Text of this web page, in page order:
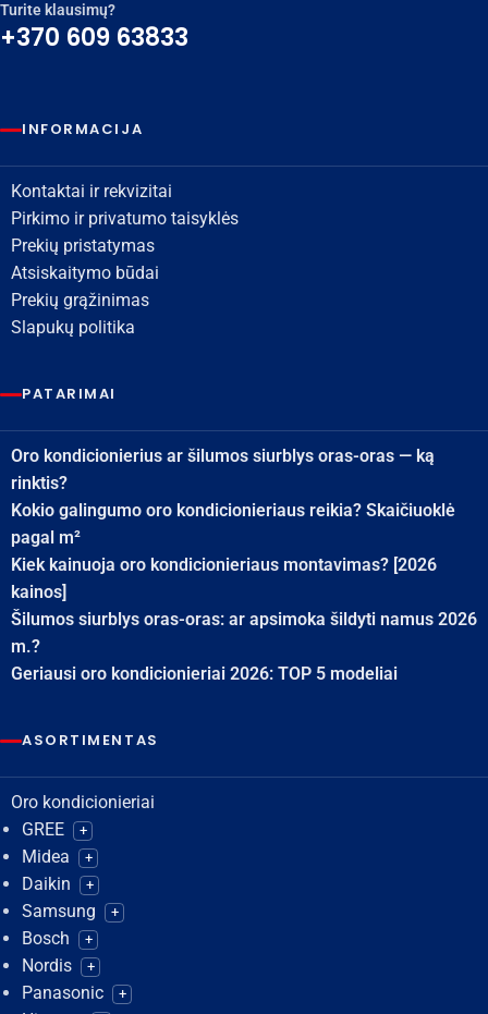
Turite klausimų?
+370 609 63833
INFORMACIJA
Kontaktai ir rekvizitai
Pirkimo ir privatumo taisyklės
Prekių pristatymas
Atsiskaitymo būdai
Prekių grąžinimas
Slapukų politika
PATARIMAI
Oro kondicionierius ar šilumos siurblys oras-oras — ką
rinktis?
Kokio galingumo oro kondicionieriaus reikia? Skaičiuoklė
pagal m²
Kiek kainuoja oro kondicionieriaus montavimas? [2026
kainos]
Šilumos siurblys oras-oras: ar apsimoka šildyti namus 2026
m.?
Geriausi oro kondicionieriai 2026: TOP 5 modeliai
ASORTIMENTAS
Oro kondicionieriai
GREE
+
Midea +
Daikin +
Samsung +
Bosch +
Nordis +
Panasonic +